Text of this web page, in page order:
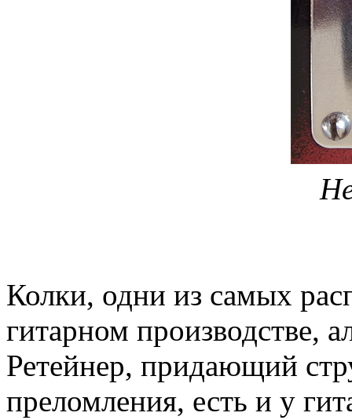
Колки, одни из самых
гитарном производстве,
Ретейнер, придающий
преломления, есть и у